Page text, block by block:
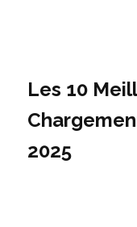
Les 10
2025